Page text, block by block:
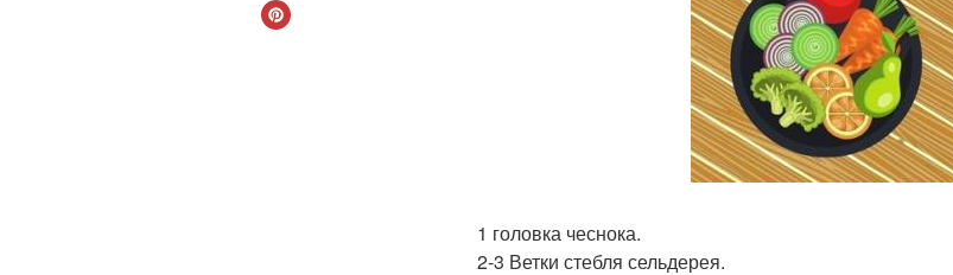
1 головка чеснока.
2-3 Ветки стебля сельдерея.